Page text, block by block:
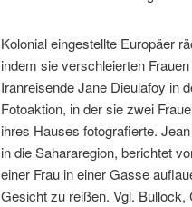
Kolonial eingestellte Europäer
indem sie verschleierten
Iranreisende Jane Dieulafoy in
Fotoaktion, in der sie zwei
ihres Hauses fotografierte.
in die Sahararegion, berichtet
einer Frau in einer Gasse
Gesicht zu reißen. Vgl. Bullock,